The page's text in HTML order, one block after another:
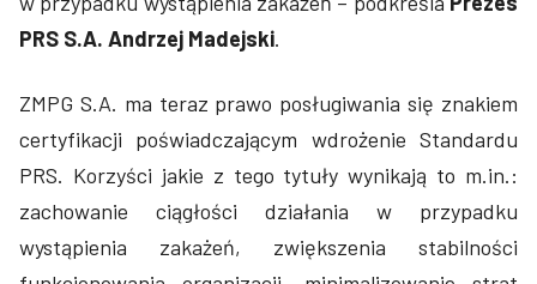
PRS S.A. Andrzej Madejski.
ZMPG S.A. ma teraz prawo posługiwania się znakiem
certyfikacji poświadczającym wdrożenie Standardu
PRS. Korzyści jakie z tego tytuły wynikają to m.in.:
zachowanie ciągłości działania w przypadku
wystąpienia zakażeń, zwiększenia stabilności